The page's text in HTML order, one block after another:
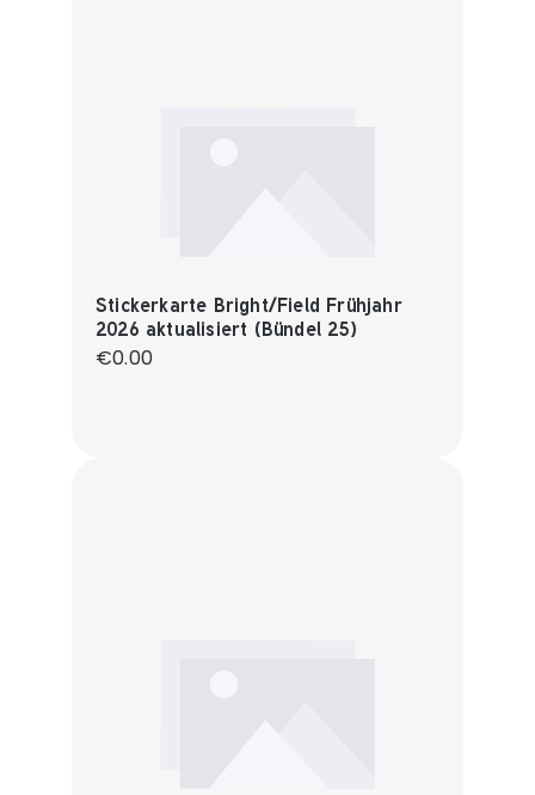
Stickerkarte Bright/Field Frühjahr
2026 aktualisiert (Bündel 25)
Regular price:
€0.00